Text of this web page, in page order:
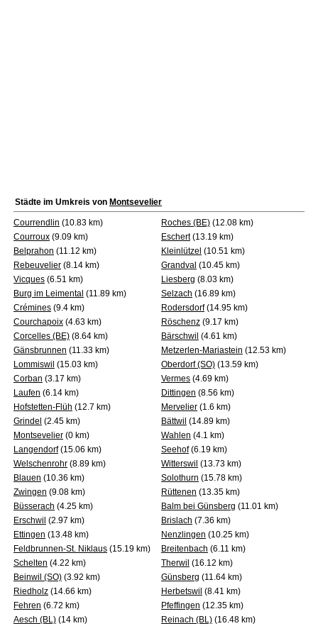
Städte im Umkreis von Montsevelier
Courrendlin (10.83 km) Roches (BE) (12.08 km)
Courroux (9.09 km) Eschert(13.19 km)
Belprahon (11.12 km) Kleinlützel (10.51 km)
Rebeuvelier (8.14 km) Grandval (10.45 km)
Vicques (6.51 km) Liesberg (8.03 km)
Burg im Leimental (11.89 km) Selzach (16.89 km)
Crémines (9.4 km) Rodersdorf(14.95 km)
Courchapoix (4.63 km) Röschenz (9.17 km)
Corcelles (BE) (8.64 km) Bärschwil (4.61 km)
Gänsbrunnen (11.33 km) Metzerlen-Mariastein (12.53 km)
Lommiswil (15.03 km) Oberdorf (SO) (13.59 km)
Corban (3.17 km) Vermes (4.69 km)
Laufen (6.14 km) Dittingen (8.56 km)
Hofstetten-Flüh (12.7 km) Mervelier (1.6 km)
Grindel (2.45 km) Bättwil (14.89 km)
Montsevelier (0 km) Wahlen (4.1 km)
Langendorf(15.06 km) Seehof(6.19 km)
Welschenrohr (8.89 km) Witterswil (13.73 km)
Blauen (10.36 km) Solothurn (15.78 km)
Zwingen (9.08 km) Rüttenen (13.35 km)
Büsserach (4.25 km) Balm bei Günsberg (11.01 km)
Erschwil (2.97 km) Brislach (7.36 km)
Ettingen (13.48 km) Nenzlingen (10.25 km)
Feldbrunnen-St. Niklaus (15.19 km) Breitenbach (6.11 km)
Schelten (4.22 km) Therwil (16.12 km)
Beinwil (SO) (3.92 km) Günsberg (11.64 km)
Riedholz (14.66 km) Herbetswil (8.41 km)
Fehren (6.72 km) Pfeffingen (12.35 km)
Aesch (BL) (14 km) Reinach (BL) (16.48 km)